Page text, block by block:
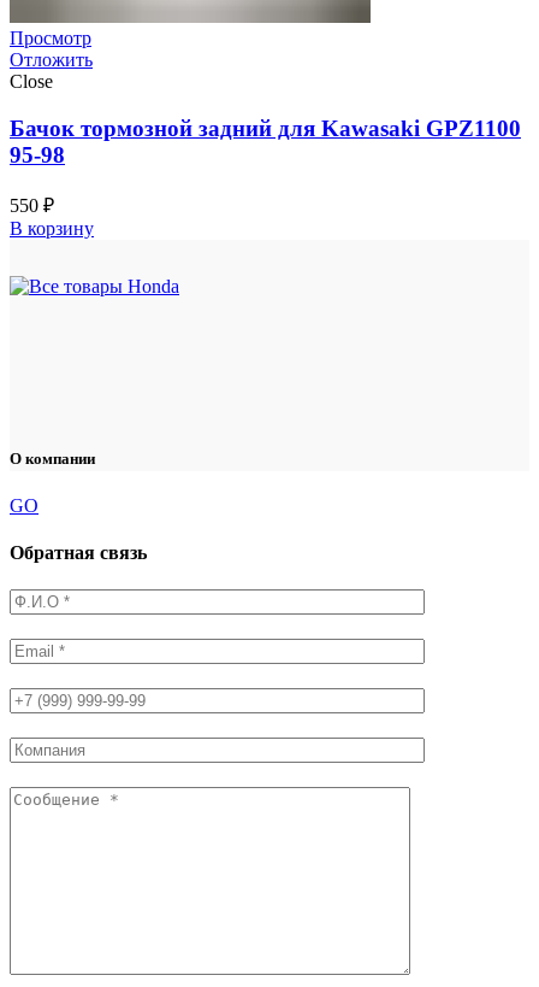
Просмотр
Отложить
Close
Бачок тормозной задний для Kawasaki GPZ1100
95-98
550 ₽
В корзину
О компании
GO
Обратная связь